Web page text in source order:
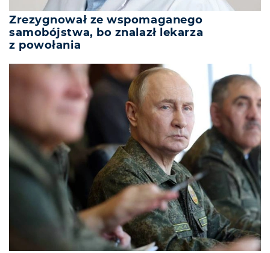
Zrezygnował ze wspomaganego
samobójstwa, bo znalazł lekarza
z powołania